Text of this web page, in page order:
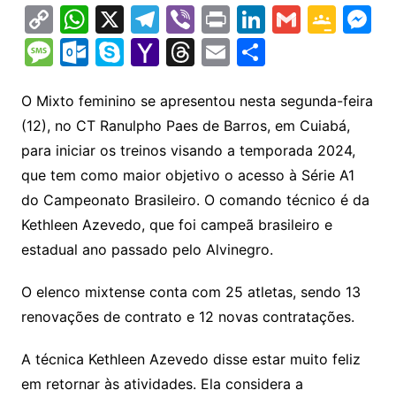
C
o
p
y
Li
n
k
W
h
at
s
A
p
p
X T
el
e
gr
a
m
Vi
b
er
Pr
in
t
Li
n
k
e
dI
n
G
l
G
gl
e
Cl
a
s
o
m
M
s
M
s
s
a
g
e
O
lo
o
k.
c
o
m
S
y
p
e
Y
h
o
o
M
ai
l
T
e
a
d
s
E
ai
l
S
ar
e
O Mixto feminino se apresentou nesta segunda-feira
(12), no CT Ranulpho Paes de Barros, em Cuiabá,
para iniciar os treinos visando a temporada 2024,
que tem como maior objetivo o acesso à Série A1
do Campeonato Brasileiro. O comando técnico é da
Kethleen Azevedo, que foi campeã brasileiro e
estadual ano passado pelo Alvinegro.
O elenco mixtense conta com 25 atletas, sendo 13
renovações de contrato e 12 novas contratações.
A técnica Kethleen Azevedo disse estar muito feliz
em retornar às atividades. Ela considera a